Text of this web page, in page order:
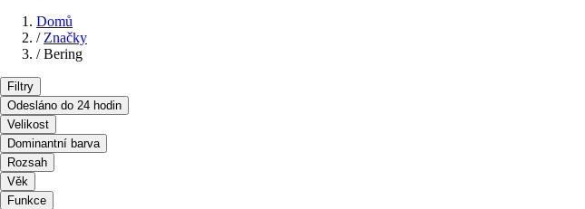
Domů
/ Značky
/ Bering
Filtry
Odesláno do 24 hodin
Velikost
Dominantní barva
Rozsah
Věk
Funkce